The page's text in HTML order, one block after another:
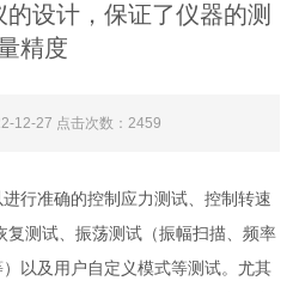
设计，保证了仪器的测
精度
12-27 点击次数：2459
进行准确的控制应力测试、控制转速
复测试、振荡测试（振幅扫描、频率
以及用户自定义模式等测试。尤其